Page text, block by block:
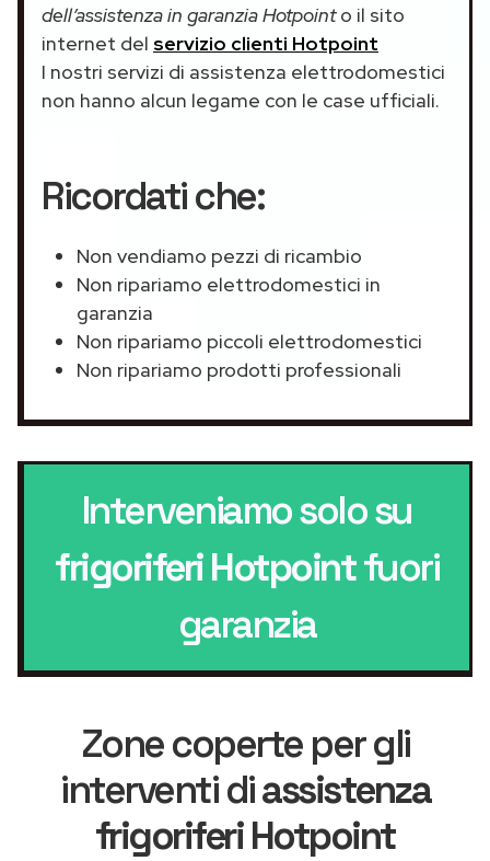
dell’assistenza in garanzia Hotpointo il sito
internet del servizio clienti Hotpoint
I nostri servizi di assistenza elettrodomestici
non hanno alcun legame con le case ufficiali.
Ricordati che:
Non vendiamo pezzi di ricambio
Non ripariamo elettrodomestici in
garanzia
Non ripariamo piccoli elettrodomestici
Non ripariamo prodotti professionali
Interveniamo solo su
frigoriferi Hotpointfuori
garanzia
Zone coperte per gli
interventi diassistenza
frigoriferi Hotpoint